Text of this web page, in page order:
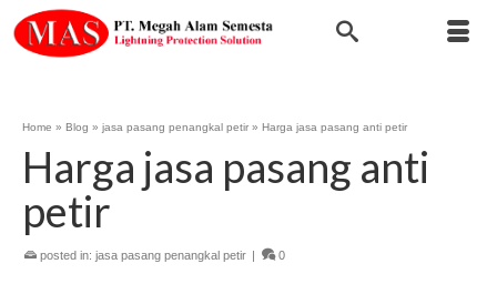
Home » Blog » jasa pasang penangkal petir » Harga jasa pasang anti petir
Harga jasa pasang anti
petir
posted in: jasa pasang penangkal petir | 0